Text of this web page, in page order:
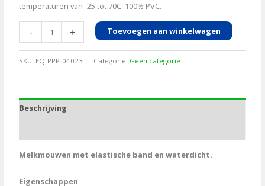
temperaturen van -25 tot 70C. 100% PVC.
-
Melkmouwen
standaard,
pvc
paar
aantal
+ Toevoegen aan winkelwagen
SKU: EQ-PPP-04023 Categorie: Geen categorie
Beschrijving
Melkmouwen met elastische band en waterdicht.
Eigenschappen